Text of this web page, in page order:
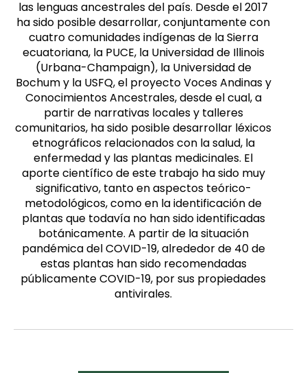
las lenguas ancestrales del país. Desde el 2017
ha sido posible desarrollar, conjuntamente con
cuatro comunidades indígenas de la Sierra
ecuatoriana, la PUCE, la Universidad de Illinois
(Urbana-Champaign), la Universidad de
Bochum y la USFQ, el proyecto Voces Andinas y
Conocimientos Ancestrales, desde el cual, a
partir de narrativas locales y talleres
comunitarios, ha sido posible desarrollar léxicos
etnográficos relacionados con la salud, la
enfermedad y las plantas medicinales. El
aporte científico de este trabajo ha sido muy
significativo, tanto en aspectos teórico-
metodológicos, como en la identificación de
plantas que todavía no han sido identificadas
botánicamente. A partir de la situación
pandémica del COVID-19, alrededor de 40 de
estas plantas han sido recomendadas
públicamente COVID-19, por sus propiedades
antivirales.